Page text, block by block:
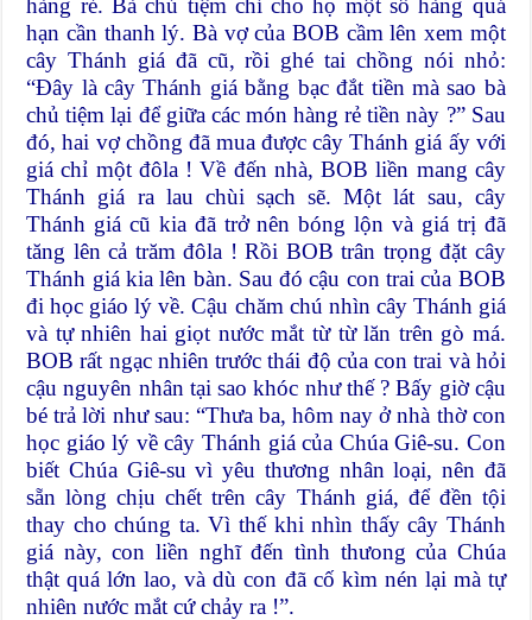
hạn cần thanh lý. Bà vợ của BOB cầm lên xem một
cây Thánh giá đã cũ, rồi ghé tai chồng nói nhỏ:
“Đây là cây Thánh giá bằng bạc đắt tiền mà sao bà
chủ tiệm lại để giữa các món hàng rẻ tiền này ?” Sau
đó, hai vợ chồng đã mua được cây Thánh giá ấy với
giá chỉ một đôla ! Về đến nhà, BOB liền mang cây
Thánh giá ra lau chùi sạch sẽ. Một lát sau, cây
Thánh giá cũ kia đã trở nên bóng lộn và giá trị đã
tăng lên cả trăm đôla ! Rồi BOB trân trọng đặt cây
Thánh giá kia lên bàn. Sau đó cậu con trai của BOB
đi học giáo lý về. Cậu chăm chú nhìn cây Thánh giá
và tự nhiên hai giọt nước mắt từ từ lăn trên gò má.
BOB rất ngạc nhiên trước thái độ của con trai và hỏi
cậu nguyên nhân tại sao khóc như thế ? Bấy giờ cậu
bé trả lời như sau: “Thưa ba, hôm nay ở nhà thờ con
học giáo lý về cây Thánh giá của Chúa Giê-su. Con
biết Chúa Giê-su vì yêu thương nhân loại, nên đã
sẵn lòng chịu chết trên cây Thánh giá, để đền tội
thay cho chúng ta. Vì thế khi nhìn thấy cây Thánh
giá này, con liền nghĩ đến tình thưong của Chúa
thật quá lớn lao, và dù con đã cố kìm nén lại mà tự
nhiên nước mắt cứ chảy ra !”.